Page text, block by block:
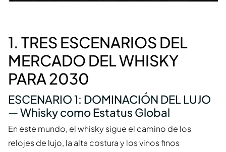
1. TRES ESCENARIOS DEL
MERCADO DEL WHISKY
PARA 2030
ESCENARIO 1: DOMINACIÓN DEL LUJO
— Whisky como Estatus Global
En este mundo, el whisky sigue el camino de los
relojes de lujo, la alta costura y los vinos finos